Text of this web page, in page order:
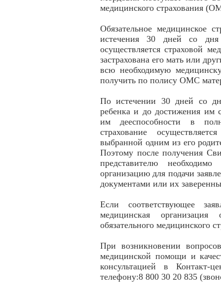
медицинского страхования
Обязательное медицинское
истечения 30 дней со дня
осуществляется страховой
застрахована его мать или
всю необходимую
получить по полису ОМС
По истечении 30 дней со
ребенка и до достижения им
им дееспособности в
страхование
выбранной одним из его
Поэтому после получения
представителю
организацию для подачи
документами или их
Если соответствующее
медицинская организация
обязательного медицинского
При возникновении
медицинской помощи и
консультацией в
телефону:8 800 30 20 835